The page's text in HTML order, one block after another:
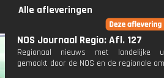
Alle afleveringen
NOS Journaal Regio: Afl. 127
Regionaal nieuws met landelijke
gemaakt door de NOS en de regionale